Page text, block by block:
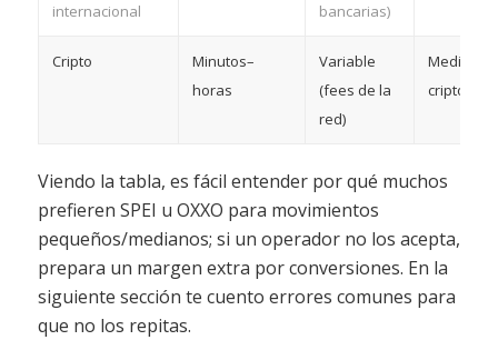
internacional
bancarias)
Cripto
Minutos–
horas
Variable
(fees de la
red)
Medio
cripto-
Viendo la tabla, es fácil entender por qué muchos
prefieren SPEI u OXXO para movimientos
pequeños/medianos; si un operador no los acepta,
prepara un margen extra por conversiones. En la
siguiente sección te cuento errores comunes para
que no los repitas.